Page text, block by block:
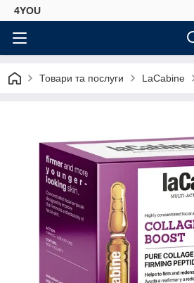
4YOU
Товари та послуги LaCabine